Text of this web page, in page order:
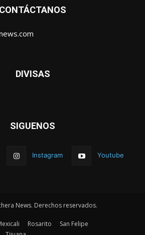
CONTÁCTANOS
DIVISAS
SIGUENOS
Instagram Youtube
News. Derechos reservados.
Rosarito
San Felipe